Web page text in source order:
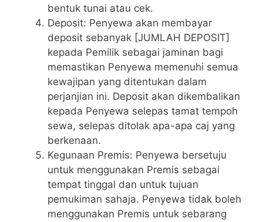
bentuk tunai atau cek.
Deposit: Penyewa akan membayar
deposit sebanyak [JUMLAH DEPOSIT]
kepada Pemilik sebagai jaminan bagi
memastikan Penyewa memenuhi semua
kewajipan yang ditentukan dalam
perjanjian ini. Deposit akan dikembalikan
kepada Penyewa selepas tamat tempoh
sewa, selepas ditolak apa-apa caj yang
berkenaan.
Kegunaan Premis: Penyewa bersetuju
untuk menggunakan Premis sebagai
tempat tinggal dan untuk tujuan
pemukiman sahaja. Penyewa tidak boleh
menggunakan Premis untuk sebarang